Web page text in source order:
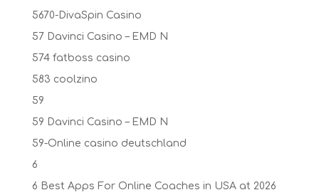
5670-DivaSpin Casino
57 Davinci Casino – EMD N
574 fatboss casino
583 coolzino
59
59 Davinci Casino – EMD N
59-Online casino deutschland
6
6 Best Apps For Online Coaches in USA at 2026